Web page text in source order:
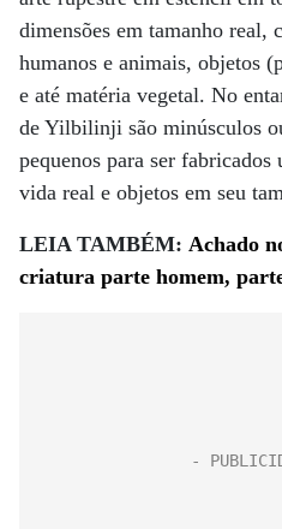
dimensões em tamanho real,
humanos e animais, objetos
e até matéria vegetal. No
de Yilbilinji são minúsculos
pequenos para ser fabricados
vida real e objetos em seu
LEIA TAMBÉM: Achado
criatura parte homem,